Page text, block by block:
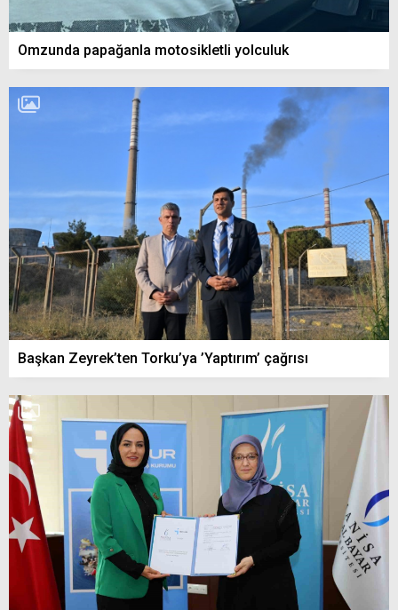
Omzunda papağanla motosikletli yolculuk
Başkan Zeyrek’ten Torku’ya ’Yaptırım’ çağrısı